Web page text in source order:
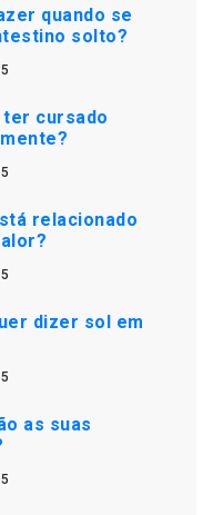
quando se
solto?
ter cursado
relacionado
dizer sol em
as suas